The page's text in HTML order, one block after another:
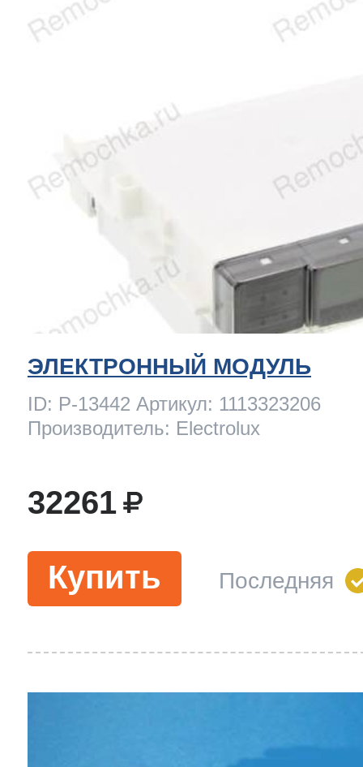
ЭЛЕКТРОННЫЙ МОДУЛЬ
ID: P-13442 Артикул: 1113323206
Производитель: Electrolux
32261
Купить Последняя